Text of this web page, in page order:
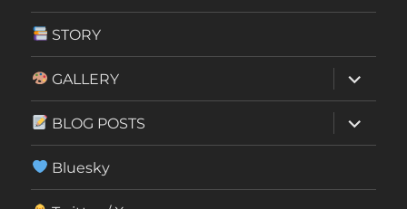
STORY
GALLERY
ブ
メ
ニ
ュ
ー
開
BLOG POSTS
ブ
メ
ー
Bluesky